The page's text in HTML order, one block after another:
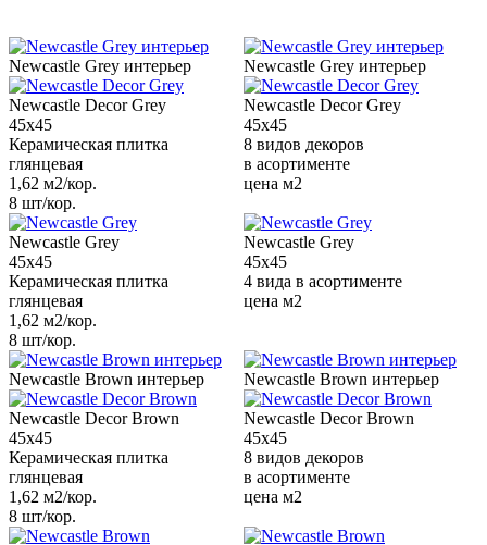
Newcastle Grey интерьер Newcastle Grey интерьер
Newcastle Decor Grey
45x45
Керамическая плитка
глянцевая
1,62 м2/кор.
8 шт/кор.
Newcastle Decor Grey
45x45
8 видов декоров
в асортименте
цена м2
Newcastle Grey
45x45
Керамическая плитка
глянцевая
1,62 м2/кор.
8 шт/кор.
Newcastle Grey
45x45
4 вида в асортименте
цена м2
Newcastle Brown интерьер Newcastle Brown интерьер
Newcastle Decor Brown
45x45
Керамическая плитка
глянцевая
1,62 м2/кор.
8 шт/кор.
Newcastle Decor Brown
45x45
8 видов декоров
в асортименте
цена м2